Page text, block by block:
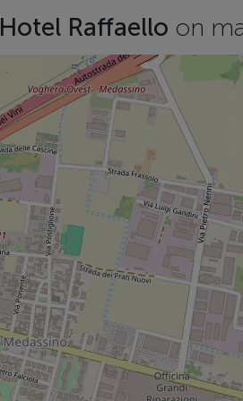
Hotel Raffaello on